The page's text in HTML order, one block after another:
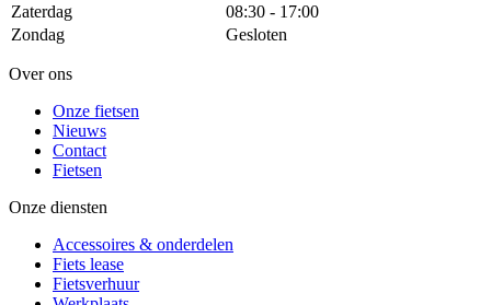
Zaterdag
08:30 - 17:00
Zondag
Gesloten
Over ons
Onze fietsen
Nieuws
Contact
Fietsen
Onze diensten
Accessoires & onderdelen
Fiets lease
Fietsverhuur